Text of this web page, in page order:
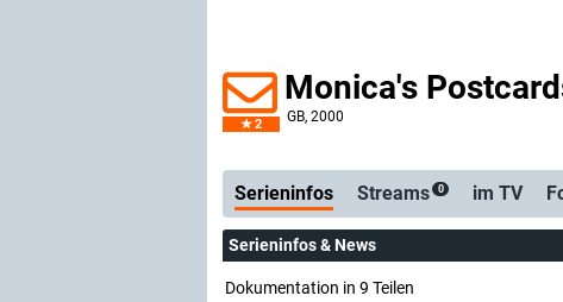
2
Monica's
GB, 2000
Serienticker
Serieninfos Streams 0 im TV
Serieninfos & News
Dokumentation in 9 Teilen